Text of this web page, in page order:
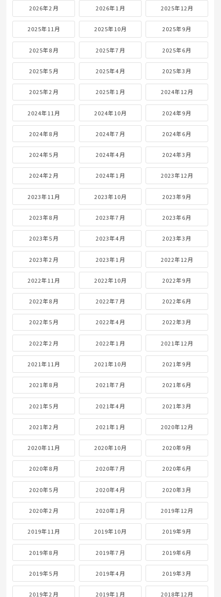
2026年2月 2026年1月 2025年12月
2025年11月 2025年10月 2025年9月
2025年8月 2025年7月 2025年6月
2025年5月 2025年4月 2025年3月
2025年2月 2025年1月 2024年12月
2024年11月 2024年10月 2024年9月
2024年8月 2024年7月 2024年6月
2024年5月 2024年4月 2024年3月
2024年2月 2024年1月 2023年12月
2023年11月 2023年10月 2023年9月
2023年8月 2023年7月 2023年6月
2023年5月 2023年4月 2023年3月
2023年2月 2023年1月 2022年12月
2022年11月 2022年10月 2022年9月
2022年8月 2022年7月 2022年6月
2022年5月 2022年4月 2022年3月
2022年2月 2022年1月 2021年12月
2021年11月 2021年10月 2021年9月
2021年8月 2021年7月 2021年6月
2021年5月 2021年4月 2021年3月
2021年2月 2021年1月 2020年12月
2020年11月 2020年10月 2020年9月
2020年8月 2020年7月 2020年6月
2020年5月 2020年4月 2020年3月
2020年2月 2020年1月 2019年12月
2019年11月 2019年10月 2019年9月
2019年8月 2019年7月 2019年6月
2019年5月 2019年4月 2019年3月
2019年2月 2019年1月 2018年12月